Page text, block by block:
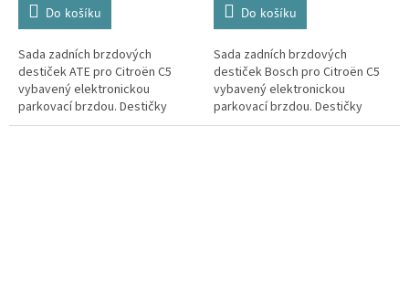
Do košíku
Sada zadních brzdových
destiček ATE pro Citroën C5
vybavený elektronickou
parkovací brzdou. Destičky
ATE kvalitou i vlastnostmi
Do košíku
Sada zadních brzdových
destiček Bosch pro Citroën C5
vybavený elektronickou
parkovací brzdou. Destičky
kvalitou i vlastnostmi